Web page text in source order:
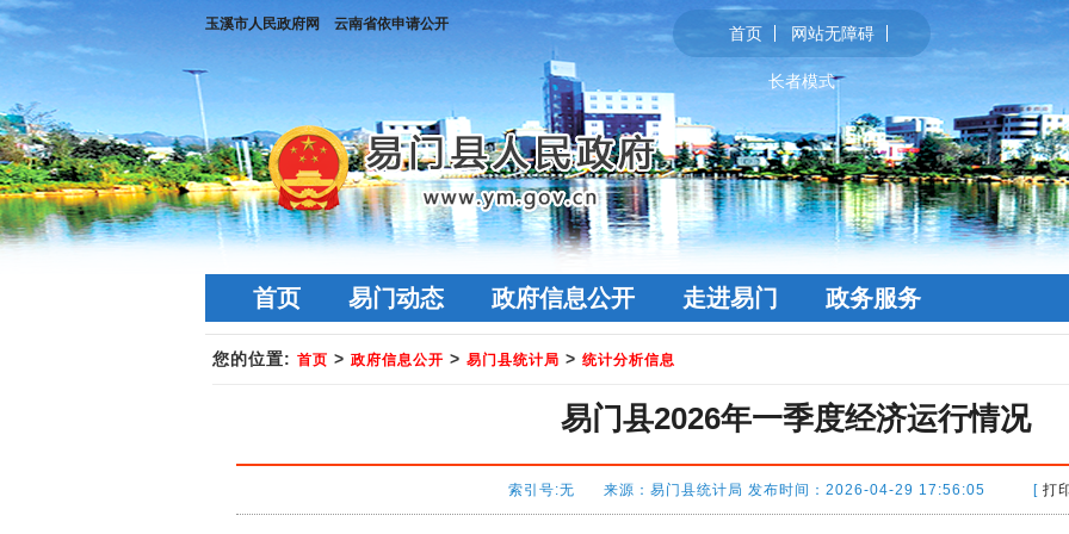
首页 网站无障碍
长者模式
玉溪市人民政府网 云南省依申请公开
首页 易门动态 政府信息公开 走进易门 政务服务
您的位置: 首页 > 政府信息公开 > 易门县统计局 > 统计分析信息
易门县2026年一季度经济运行情况
索引号:无 来源：易门县统计局 发布时间：2026-04-29 17:56:05 [ 打